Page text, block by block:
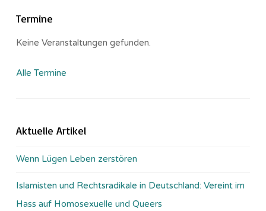
Termine
Keine Veranstaltungen gefunden.
Alle Termine
Aktuelle Artikel
Wenn Lügen Leben zerstören
Islamisten und Rechtsradikale in Deutschland: Vereint im
Hass auf Homosexuelle und Queers